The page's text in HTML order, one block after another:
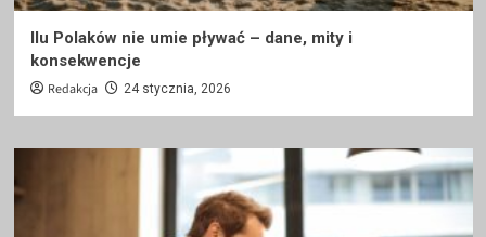
Ilu Polaków nie umie pływać – dane, mity i
konsekwencje
Redakcja 24 stycznia, 2026